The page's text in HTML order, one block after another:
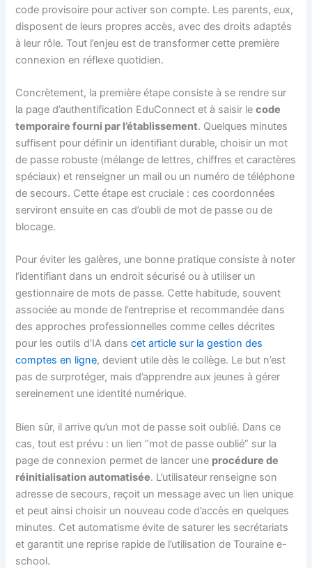
code provisoire pour activer son compte. Les parents, eux,
disposent de leurs propres accès, avec des droits adaptés
à leur rôle. Tout l’enjeu est de transformer cette première
connexion en réflexe quotidien.
Concrètement, la première étape consiste à se rendre sur
la page d’authentification EduConnect et à saisir lecode
temporaire fourni par l’établissement. Quelques minutes
suffisent pour définir un identifiant durable, choisir un mot
de passe robuste (mélange de lettres, chiffres et caractères
spéciaux) et renseigner un mail ou un numéro de téléphone
de secours. Cette étape est cruciale : ces coordonnées
serviront ensuite en cas d’oubli de mot de passe ou de
blocage.
Pour éviter les galères, une bonne pratique consiste à noter
l’identifiant dans un endroit sécurisé ou à utiliser un
gestionnaire de mots de passe. Cette habitude, souvent
associée au monde de l’entreprise et recommandée dans
des approches professionnelles comme celles décrites
pour les outils d’IA danscet article sur la gestion des
comptes en ligne, devient utile dès le collège. Le but n’est
pas de surprotéger, mais d’apprendre aux jeunes à gérer
sereinement une identité numérique.
Bien sûr, il arrive qu’un mot de passe soit oublié. Dans ce
cas, tout est prévu : un lien “mot de passe oublié” sur la
page de connexion permet de lancer une procédure de
réinitialisation automatisée. L’utilisateur renseigne son
adresse de secours, reçoit un message avec un lien unique
et peut ainsi choisir un nouveau code d’accès en quelques
minutes. Cet automatisme évite de saturer les secrétariats
et garantit une reprise rapide de l’utilisation de Touraine e-
school.